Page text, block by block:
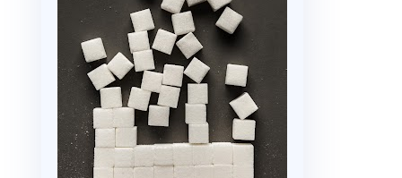
para evitar depósitos e incrustaciones.
Packs de varios tamaños
Libre de impurezas
Evita depósitos
Ayuda a prevenir incrustaciones